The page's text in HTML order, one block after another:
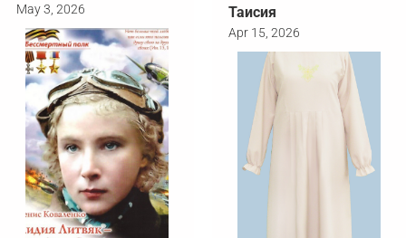
May 3, 2026 Таисия
Apr 15, 2026